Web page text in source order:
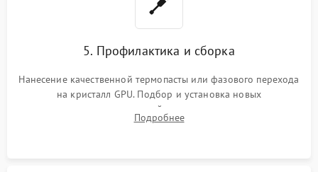
5. Профилактика и сборка
Нанесение качественной термопасты или фазового перехода
на кристалл GPU. Подбор и установка новых
термопрокладок правильной толщины на память и цепи
питания. Монтаж радиатора и бэкплейта, подключение и
Подробнее